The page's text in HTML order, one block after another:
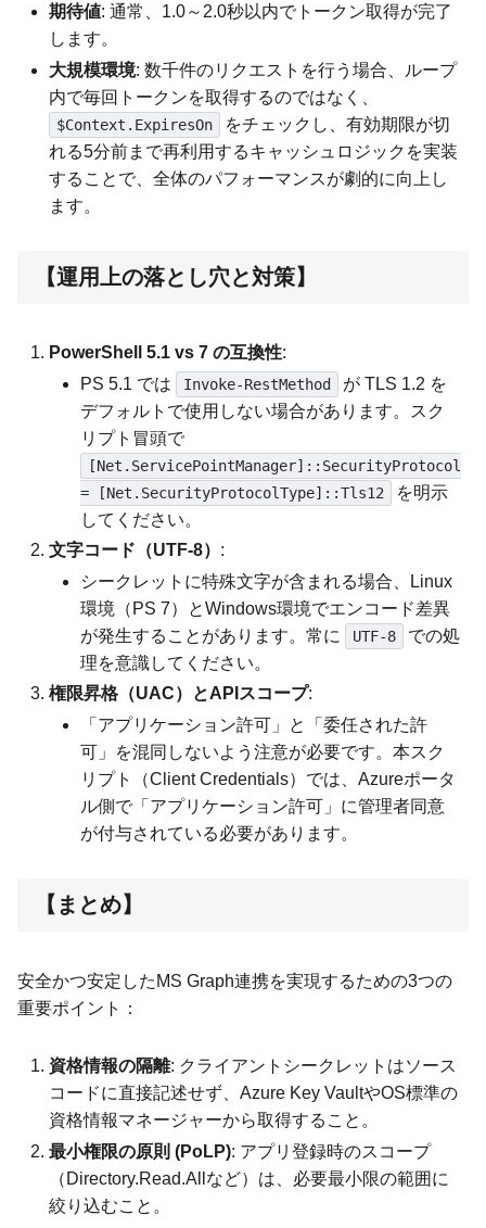
期待値: 通常、1.0～2.0秒以内でトークン取得が完了
します。
大規模環境: 数千件のリクエストを行う場合、ループ
内で毎回トークンを取得するのではなく、
$Context.ExpiresOn
をチェックし、有効期限が切
れる5分前まで再利用するキャッシュロジックを実装
することで、全体のパフォーマンスが劇的に向上し
ます。
【運用上の落とし穴と対策】
PowerShell 5.1 vs 7 の互換性:
PS 5.1 では
Invoke-RestMethod
が TLS 1.2 を
デフォルトで使用しない場合があります。スク
リプト冒頭で
[Net.ServicePointManager]::SecurityProtocol
= [Net.SecurityProtocolType]::Tls12
を明示
してください。
文字コード（UTF-8） :
シークレットに特殊文字が含まれる場合、Linux
環境（PS 7）とWindows環境でエンコード差異
が発生することがあります。常に
UTF-8
での処
理を意識してください。
権限昇格（UAC）とAPIスコープ:
「アプリケーション許可」と「委任された許
可」を混同しないよう注意が必要です。本スク
リプト（Client Credentials）では、Azureポータ
ル側で「アプリケーション許可」に管理者同意
が付与されている必要があります。
【まとめ】
安全かつ安定したMS Graph連携を実現するための3つの
重要ポイント：
資格情報の隔離: クライアントシークレットはソース
コードに直接記述せず、Azure Key VaultやOS標準の
資格情報マネージャーから取得すること。
最小権限の原則 (PoLP): アプリ登録時のスコープ
（Directory.Read.Allなど）は、必要最小限の範囲に
絞り込むこと。